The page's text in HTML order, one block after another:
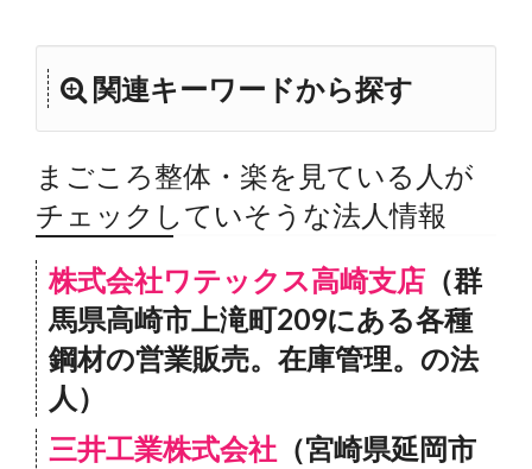
関連キーワードから探す
まごころ整体・楽を見ている人が
チェックしていそうな法人情報
株式会社ワテックス高崎支店 （群
馬県高崎市上滝町209にある各種
鋼材の営業販売。在庫管理。の法
人）
三井工業株式会社 （宮崎県延岡市